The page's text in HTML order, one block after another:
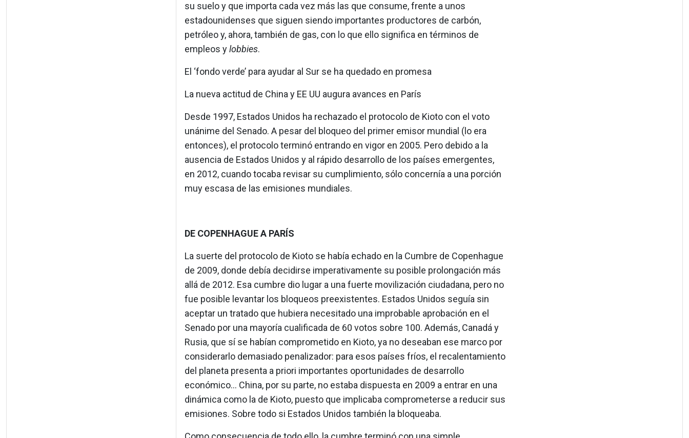
su suelo y que importa cada vez más las que consume, frente a unos
estadounidenses que siguen siendo importantes productores de carbón,
petróleo y, ahora, también de gas, con lo que ello significa en términos de
empleos ylobbies.
El ‘fondo verde’ para ayudar al Sur se ha quedado en promesa
La nueva actitud de China y EE UU augura avances en París
Desde 1997, Estados Unidos ha rechazado el protocolo de Kioto con el voto
unánime del Senado. A pesar del bloqueo del primer emisor mundial (lo era
entonces), el protocolo terminó entrando en vigor en 2005. Pero debido a la
ausencia de Estados Unidos y al rápido desarrollo de los países emergentes,
en 2012, cuando tocaba revisar su cumplimiento, sólo concernía a una porción
muy escasa de las emisiones mundiales.
DE COPENHAGUE A PARÍS
La suerte del protocolo de Kioto se había echado en la Cumbre de Copenhague
de 2009, donde debía decidirse imperativamente su posible prolongación más
allá de 2012. Esa cumbre dio lugar a una fuerte movilización ciudadana, pero no
fue posible levantar los bloqueos preexistentes. Estados Unidos seguía sin
aceptar un tratado que hubiera necesitado una improbable aprobación en el
Senado por una mayoría cualificada de 60 votos sobre 100. Además, Canadá y
Rusia, que sí se habían comprometido en Kioto, ya no deseaban ese marco por
considerarlo demasiado penalizador: para esos países fríos, el recalentamiento
del planeta presenta a priori importantes oportunidades de desarrollo
económico... China, por su parte, no estaba dispuesta en 2009 a entrar en una
dinámica como la de Kioto, puesto que implicaba comprometerse a reducir sus
emisiones. Sobre todo si Estados Unidos también la bloqueaba.